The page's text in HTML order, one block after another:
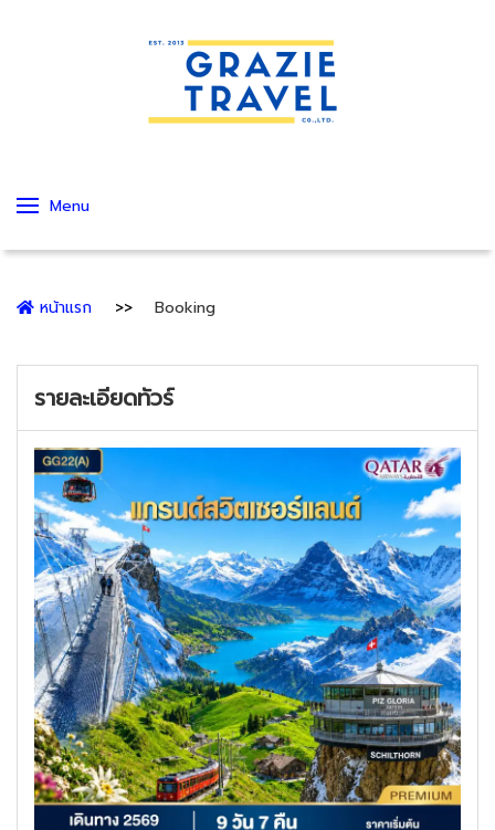
Menu
หน้าแรก Booking
รายละเอียดทัวร์